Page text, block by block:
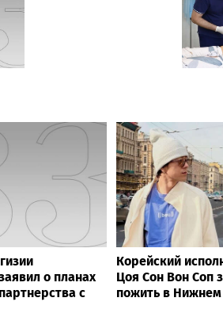
о планах
с
Корейский
Цоя Сон Вон Соп
пожить в